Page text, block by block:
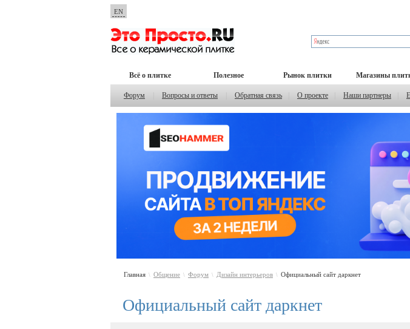
EN
Всё о плитке Полезное Рынок плитки Магазины
Форум Вопросы и ответы Обратная связь О проекте Наши партнеры
Главная \ Общение \ Форум \ Дизайн интерьеров \ Официальный сайт даркнет
Официальный сайт даркнет